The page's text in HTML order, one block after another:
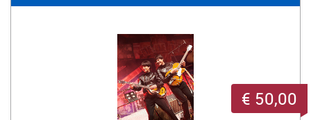
€ 50,00